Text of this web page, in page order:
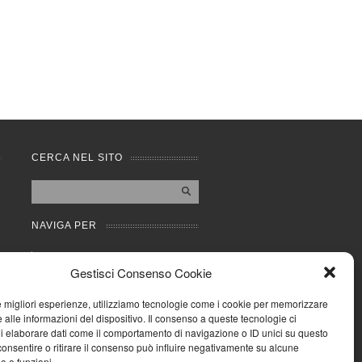
Gestisci Consenso Cookie
migliori esperienze, utilizziamo tecnologie come i cookie per memorizzare
alle informazioni del dispositivo. Il consenso a queste tecnologie ci
elaborare dati come il comportamento di navigazione o ID unici su questo
o ritirare il consenso può influire negativamente su alcune
CERCA NEL SITO
NAVIGA PER
Mappa completa
Mappa categorie
Privacy Policy
Forum
Iscriviti alla Community